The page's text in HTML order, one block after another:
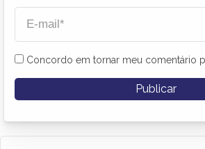
Concordo em tornar meu comentário